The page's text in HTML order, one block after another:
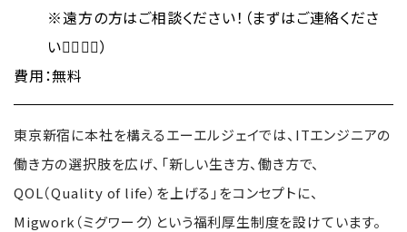
※遠方の方はご相談ください！（まずはご連絡くださ
い🙋‍♀️🙋‍♂️）
費用：無料
東京新宿に本社を構えるエーエルジェイでは、ITエンジニアの
働き方の選択肢を広げ、「新しい生き方、働き方で、
QOL（Quality of life）を上げる」をコンセプトに、
Migwork（ミグワーク）という福利厚生制度を設けています。